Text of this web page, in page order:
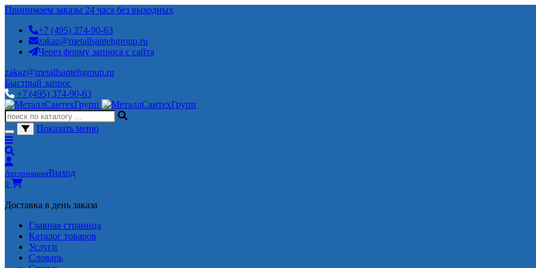
Принимаем заказы 24 часа без выходных
+7 (495) 374-90-63
zakaz@metallsantehgroup.ru
Через форму запроса с сайта
zakaz@metallsantehgroup.ru
Быстрый запрос
+7 (495) 374-90-63
Показать меню
АвторизацияВыход
0
Доставка в день заказа
Главная страница
Каталог товаров
Услуги
Словарь